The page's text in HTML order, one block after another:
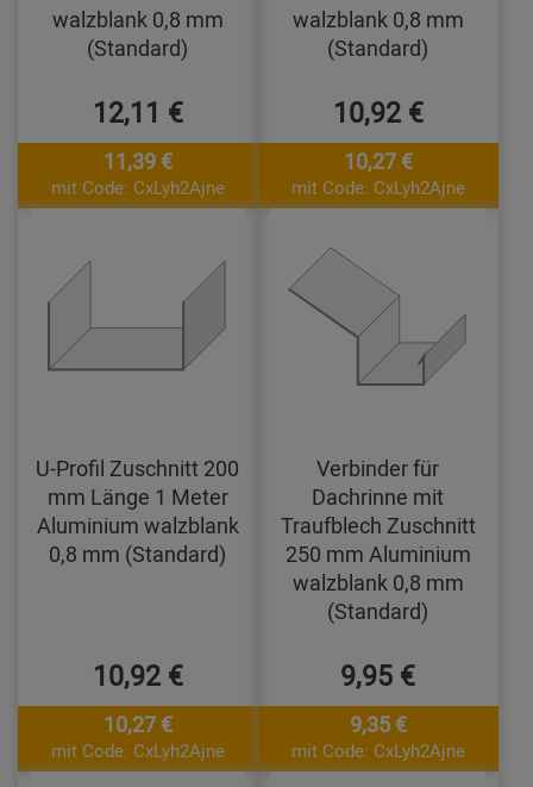
walzblank 0,8 mm
(Standard)
12,11 €
11,39 €
mit Code: CxLyh2Ajne
walzblank 0,8 mm
(Standard)
10,92 €
10,27 €
mit Code: CxLyh2Ajne
U-Profil Zuschnitt 200
mm Länge 1 Meter
Aluminium walzblank
0,8 mm (Standard)
10,92 €
10,27 €
mit Code: CxLyh2Ajne
Verbinder für
Dachrinne mit
Traufblech Zuschnitt
250 mm Aluminium
walzblank 0,8 mm
(Standard)
9,95 €
9,35 €
mit Code: CxLyh2Ajne